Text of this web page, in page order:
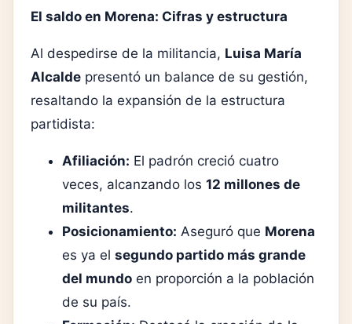
El saldo en Morena: Cifras y estructura
Al despedirse de la militancia, Luisa María
Alcalde presentó un balance de su gestión,
resaltando la expansión de la estructura
partidista:
Afiliación: El padrón creció cuatro
veces, alcanzando los 12 millones de
militantes.
Posicionamiento: Aseguró que Morena
es ya el segundo partido más grande
del mundo en proporción a la población
de su país.